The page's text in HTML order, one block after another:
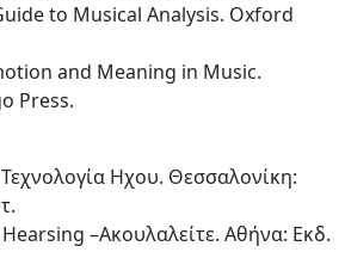
to Musical Analysis. Oxford
and Meaning in Music.
Press.
Ηχου. Θεσσαλονίκη:
–Ακουλαλείτε. Αθήνα: Εκδ.